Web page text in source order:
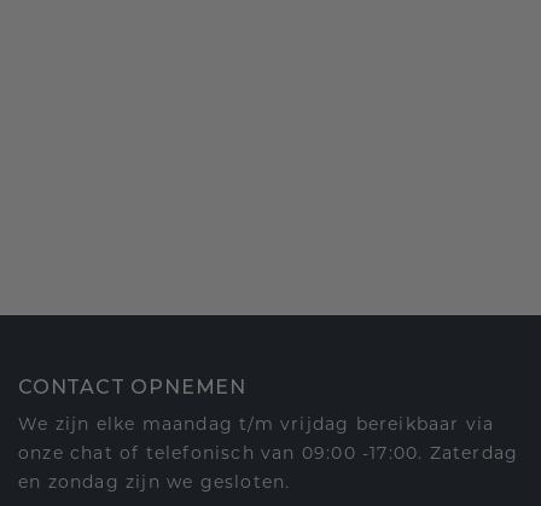
CONTACT OPNEMEN
We zijn elke maandag t/m vrijdag bereikbaar via
onze chat of telefonisch van 09:00 -17:00. Zaterdag
en zondag zijn we gesloten.